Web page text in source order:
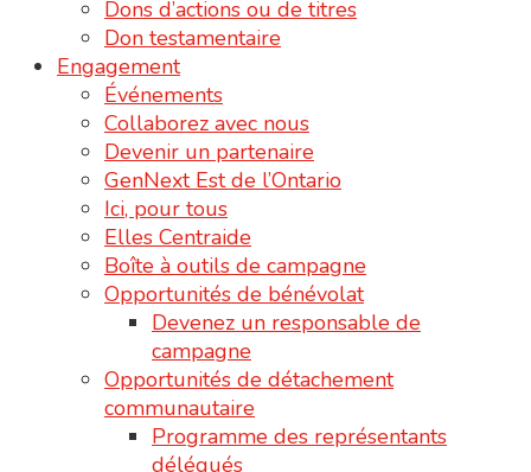
Dons d’actions ou de titres
Don testamentaire
Engagement
Événements
Collaborez avec nous
Devenir un partenaire
GenNext Est de l’Ontario
Ici, pour tous
Elles Centraide
Boîte à outils de campagne
Opportunités de bénévolat
Devenez un responsable de
campagne
Opportunités de détachement
communautaire
Programme des représentants
délégués